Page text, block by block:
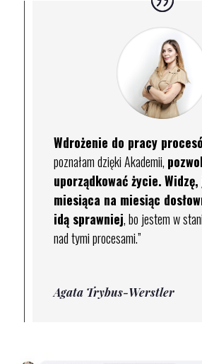
Wdrożenie do pracy
poznałam dzięki Akademii,
uporządkować życie.
miesiąca na miesiąc
idą sprawniej, bo jestem w
nad tymi procesami.”
Agata Trybus-Werstler